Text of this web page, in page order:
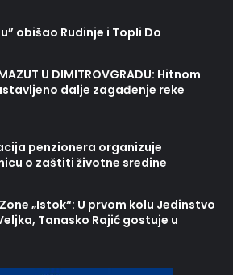
obišao Rudinje i Topli Do
U DIMITROVGRADU: Hitnom
dalje zagađenje reke
penzionera organizuje
o zaštiti životne sredine
„Istok“: U prvom kolu Jedinstvo
Tanasko Rajić gostuje u